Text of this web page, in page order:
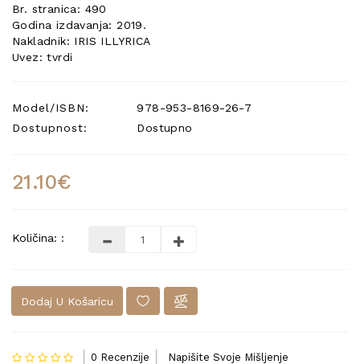
Br. stranica: 490
Godina izdavanja: 2019.
Nakladnik: IRIS ILLYRICA
Uvez: tvrdi
Model/ISBN:
978-953-8169-26-7
Dostupnost:
Dostupno
21.10€
Količina: :
Dodaj U Košaricu
0 Recenzije Napišite Svoje Mišljenje